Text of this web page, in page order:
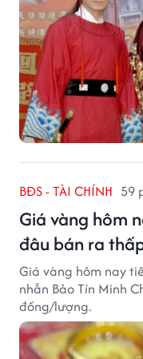
BĐS - TÀI CHÍNH 59
Giá vàng hôm
đâu bán ra
Giá vàng hôm nay
nhẫn Bảo Tín Minh
đồng/lượng.